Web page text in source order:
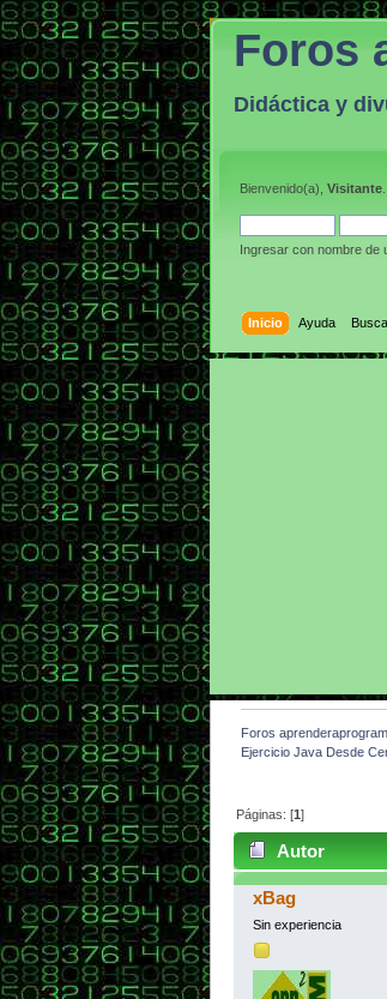
Foros
Didáctica y
Bienvenido(a), Visitante
Ingresar con nombre de
Inicio Ayuda
Foros
Ejercicio Java Desde
Páginas: [1]
Autor
veces)
xBag
Sin experiencia